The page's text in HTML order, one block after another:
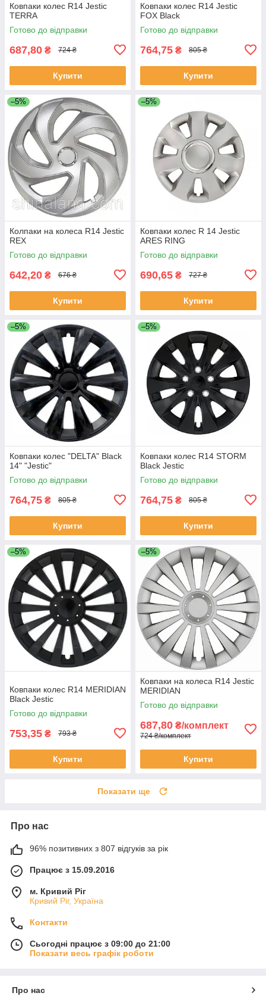
Ковпаки колес R14 Jestic
TERRA
Готово до відправки
687,80 ₴ 724 ₴
Купити
Ковпаки колес R14 Jestic
FOX Black
Готово до відправки
764,75 ₴ 805 ₴
Купити
–5%
Колпаки на колеса R14 Jestic
REX
Готово до відправки
642,20 ₴ 676 ₴
Купити
–5%
Ковпаки колес R 14 Jestic
ARES RING
Готово до відправки
690,65 ₴ 727 ₴
Купити
–5%
Ковпаки колес "DELTA" Black
14" "Jestic"
Готово до відправки
764,75 ₴ 805 ₴
Купити
–5%
Ковпаки колес R14 STORM
Black Jestic
Готово до відправки
764,75 ₴ 805 ₴
Купити
–5%
Ковпаки колес R14 MERIDIAN
Black Jestic
Готово до відправки
753,35 ₴ 793 ₴
Купити
–5%
Ковпаки на колеса R14 Jestic
MERIDIAN
Готово до відправки
687,80 ₴/комплект
724 ₴/комплект
Купити
Показати ще
Про нас
96% позитивних з 807 відгуків за рік
Працює з 15.09.2016
м. Кривий Ріг
Кривий Ріг, Україна
Контакти
Сьогодні працює з 09:00 до 21:00
Показати весь графік роботи
Про нас